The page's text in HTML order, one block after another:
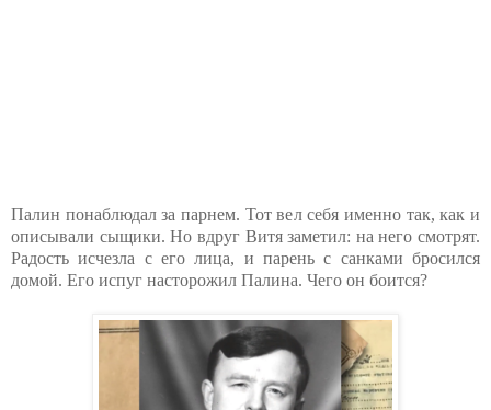
Палин понаблюдал за парнем. Тот вел себя именно так, как и
описывали сыщики. Но вдруг Витя заметил: на него смотрят.
Радость исчезла с его лица, и парень с санками бросился
домой. Его испуг насторожил Палина. Чего он боится?